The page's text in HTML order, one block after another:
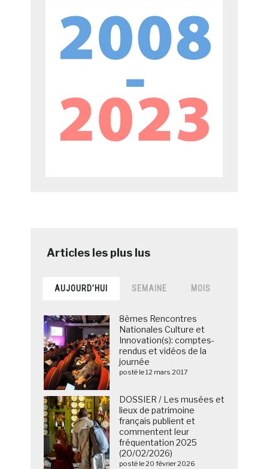
AUJOURD’HUI SEMAINE MOIS
8èmes Rencontres
Nationales Culture et
Innovation(s): comptes-
rendus et vidéos de la
journée
posté le 12 mars 2017
DOSSIER / Les musées et
lieux de patrimoine
français publient et
commentent leur
fréquentation 2025
(20/02/2026)
posté le 20 février 2026